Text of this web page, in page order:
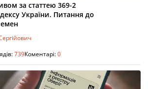
за статтею 369-2
України. Питання до
739Коментарі:0